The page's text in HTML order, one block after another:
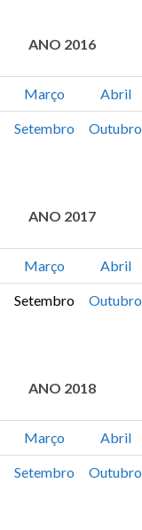
ANO 2016
Março Abril
Setembro Outubro
ANO 2017
Março Abril
Setembro Outubro
ANO 2018
Março Abril
Setembro Outubro